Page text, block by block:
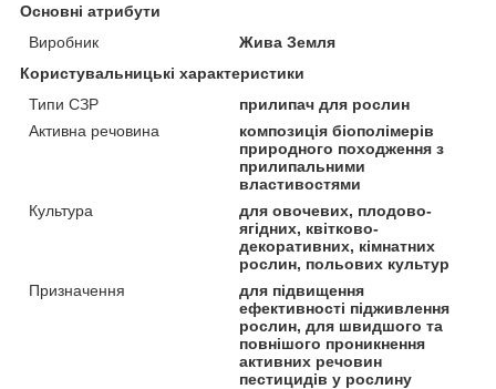
Основні атрибути
Виробник
Жива Земля
Користувальницькі характеристики
Типи СЗР
прилипач для рослин
Активна речовина
композиція біополімерів
природного походження з
прилипальними
властивостями
Культура
для овочевих, плодово-
ягідних, квітково-
декоративних, кімнатних
рослин, польових культур
Призначення
для підвищення
ефективності підживлення
рослин, для швидшого та
повнішого проникнення
активних речовин
пестицидів у рослину